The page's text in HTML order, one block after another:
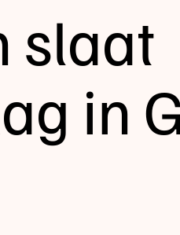
slaat
in